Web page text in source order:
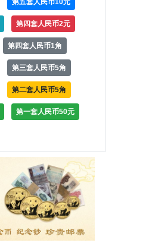
第五套人民币10元
第四套人民币2元
第四套人民币1角
第三套人民币5角
第二套人民币5角
第一套人民币50元